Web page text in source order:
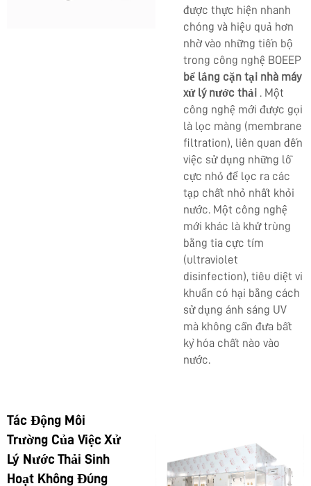
được thực hiện nhanh
chóng và hiệu quả hơn
nhờ vào những tiến bộ
trong công nghệ BOEEP
bể lắng cặn tại nhà máy
xử lý nước thải . Một
công nghệ mới được gọi
là lọc màng (membrane
filtration), liên quan đến
việc sử dụng những lỗ
cực nhỏ để lọc ra các
tạp chất nhỏ nhất khỏi
nước. Một công nghệ
mới khác là khử trùng
bằng tia cực tím
(ultraviolet
disinfection), tiêu diệt vi
khuẩn có hại bằng cách
sử dụng ánh sáng UV
mà không cần đưa bất
kỳ hóa chất nào vào
nước.
Tác Động Môi
Trường Của Việc Xử
Lý Nước Thải Sinh
Hoạt Không Đúng